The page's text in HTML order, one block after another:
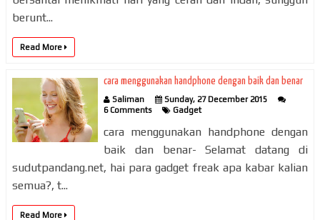
berunt...
Read More
cara menggunakan handphone dengan baik dan benar
Saliman
Sunday, 27 December 2015
6 Comments
Gadget
cara menggunakan handphone dengan
baik dan benar- Selamat datang di
sudutpandang.net, hai para gadget freak apa kabar kalian
semua?, t...
Read More